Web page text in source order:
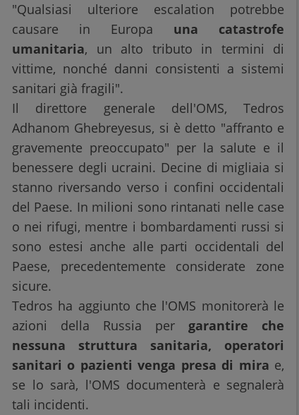
"Qualsiasi ulteriore escalation potrebbe
causare in Europa una catastrofe
umanitaria, un alto tributo in termini di
vittime, nonché danni consistenti a sistemi
sanitari già fragili".
Il direttore generale dell'OMS, Tedros
Adhanom Ghebreyesus, si è detto "affranto e
gravemente preoccupato" per la salute e il
benessere degli ucraini. Decine di migliaia si
stanno riversando verso i confini occidentali
del Paese. In milioni sono rintanati nelle case
o nei rifugi, mentre i bombardamenti russi si
sono estesi anche alle parti occidentali del
Paese, precedentemente considerate zone
sicure.
Tedros ha aggiunto che l'OMS monitorerà le
azioni della Russia per garantire che
nessuna struttura sanitaria, operatori
sanitari o pazienti venga presa di mira e,
se lo sarà, l'OMS documenterà e segnalerà
tali incidenti.